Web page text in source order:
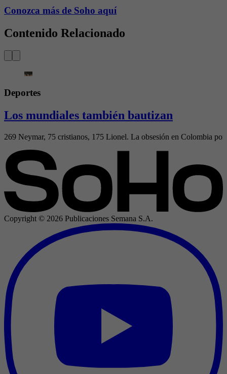
Conozca más de Soho aquí
Contenido Relacionado
Deportes
Los mundiales también bautizan
269 Neymar, 75 cristianos, 175 Lionel. La obsesión en Colombia
Copyright © 2026 Publicaciones Semana S.A.